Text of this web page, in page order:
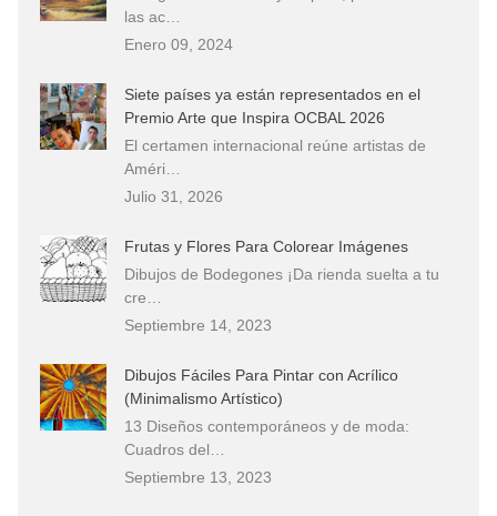
las ac…
Enero 09, 2024
Siete países ya están representados en el
Premio Arte que Inspira OCBAL 2026
El certamen internacional reúne artistas de
Améri…
Julio 31, 2026
Frutas y Flores Para Colorear Imágenes
Dibujos de Bodegones ¡Da rienda suelta a tu
cre…
Septiembre 14, 2023
Dibujos Fáciles Para Pintar con Acrílico
(Minimalismo Artístico)
13 Diseños contemporáneos y de moda:
Cuadros del…
Septiembre 13, 2023